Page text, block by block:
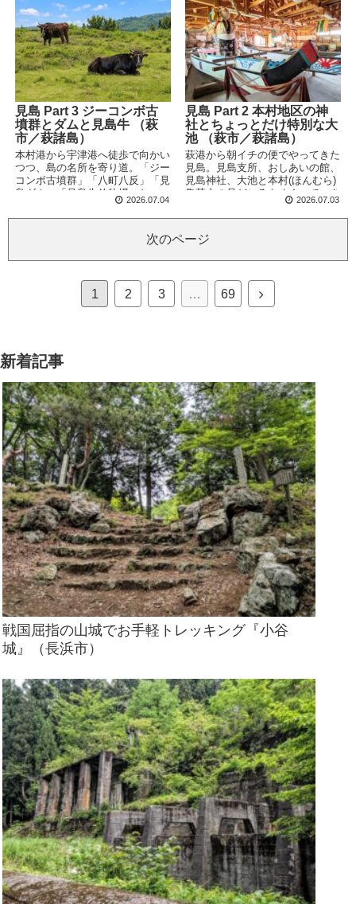
見島 Part 3 ジーコンボ古
墳群とダムと見島牛 （萩
市／萩諸島）
本村港から宇津港へ徒歩で向かい
つつ、島の名所を寄り道。「ジー
コンボ古墳群」「八町八反」「見
島ダム」「見島牛放牧場」と、い
ずれも見島ならではのレアな景色
を楽しみつつ、島の歴史や自然を
2026.07.04
見島 Part 2 本村地区の神
社とちょっとだけ特別な大
池 （萩市／萩諸島）
萩港から朝イチの便でやってきた
見島。見島支所、おしあいの館、
見島神社、大池と本村(ほんむら)
集落内の見どころをめぐっていき
ます。ところでカメさんっていつ
から地球上に存在しているか知っ
てますか？
2026.07.03
次のページ
1 2 3 … 69
新着記事
戦国屈指の山城でお手軽トレッキング『小谷
城』（長浜市）